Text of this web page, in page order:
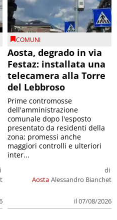
COMUNI
Aosta, degrado in via
Festaz: installata una
telecamera alla Torre
del Lebbroso
Aosta
di
Alessandro Bianchet
il 07/08/2026
Prime contromosse
dell'amministrazione
comunale dopo l'esposto
presentato da residenti della
zona; promessi anche
maggiori controlli e ulteriori
inter...